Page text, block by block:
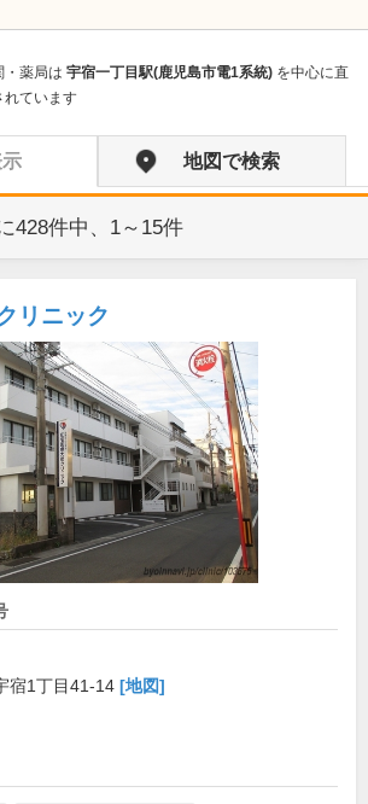
薬局は 宇宿一丁目駅(鹿児島市電1系統) を中心に直
れています
地図で検索
428件中、 1～15件
リニック
宿1丁目41-14 [地図]